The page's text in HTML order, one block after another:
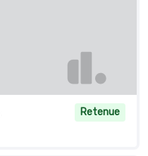
Retenue